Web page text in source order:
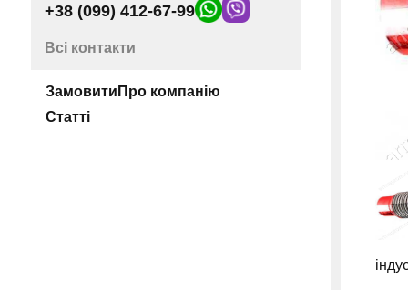
+38 (099) 412-67-99
Всі контакти
Замовити
Статті
Про компанію